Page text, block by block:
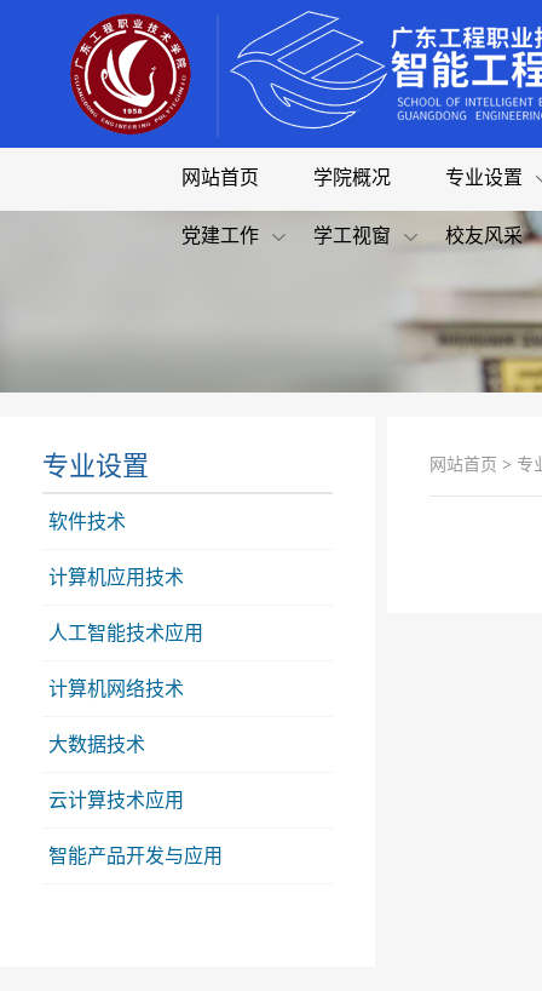
网站首页 学院概况 专业设置
党建工作 学工视窗 校友风采
专业设置
软件技术
计算机应用技术
人工智能技术应用
计算机网络技术
大数据技术
云计算技术应用
智能产品开发与应用
网站首页 > 专